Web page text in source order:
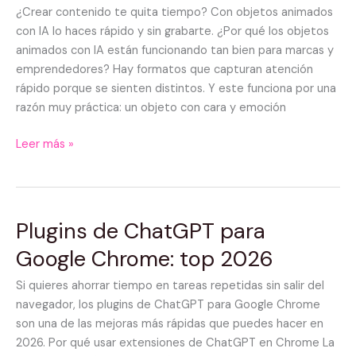
¿Crear contenido te quita tiempo? Con objetos animados
con IA lo haces rápido y sin grabarte. ¿Por qué los objetos
animados con IA están funcionando tan bien para marcas y
emprendedores? Hay formatos que capturan atención
rápido porque se sienten distintos. Y este funciona por una
razón muy práctica: un objeto con cara y emoción
IA:
guía
rápida
para
tu
negocio
Leer más »
Plugins de ChatGPT para
Google Chrome: top 2026
Si quieres ahorrar tiempo en tareas repetidas sin salir del
navegador, los plugins de ChatGPT para Google Chrome
son una de las mejoras más rápidas que puedes hacer en
2026. Por qué usar extensiones de ChatGPT en Chrome La
Plugins
ChatGPT
para
Google
Chrome:
top